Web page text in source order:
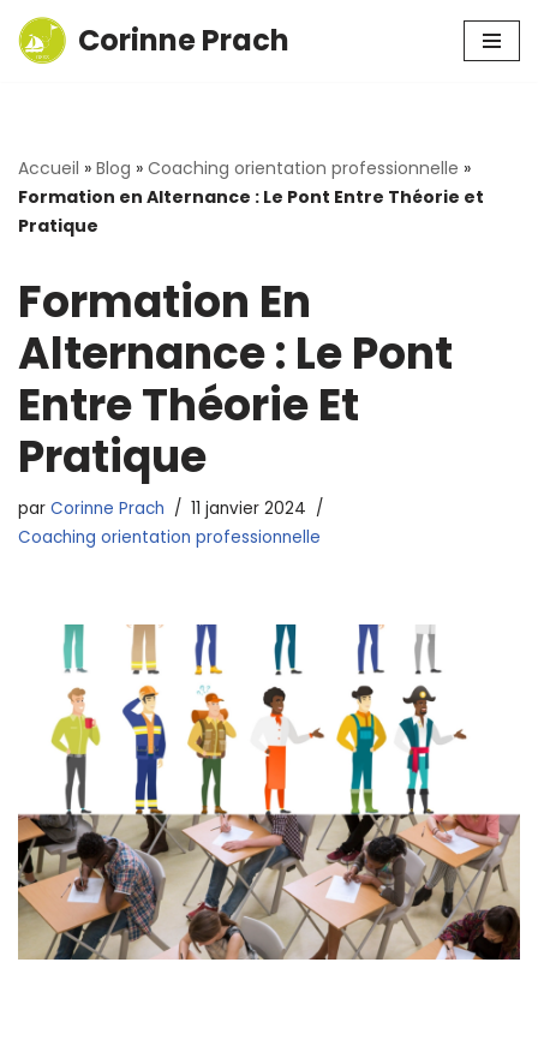
Aller
Corinne Prach
Accueil » Blog » Coaching orientation professionnelle »
Formation en Alternance : Le Pont Entre Théorie et
Pratique
Formation En
Alternance : Le Pont
Entre Théorie Et
Pratique
par Corinne Prach
11 janvier 2024
Coaching orientation professionnelle